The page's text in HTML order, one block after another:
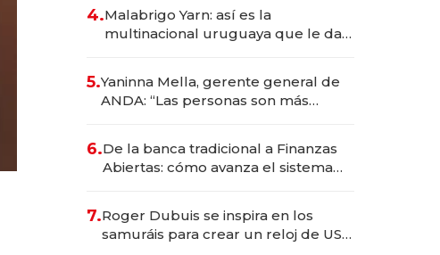
4.Malabrigo Yarn: así es la
multinacional uruguaya que le da
5.Yaninna Mella, gerente general de
ANDA: “Las personas son más
6.De la banca tradicional a Finanzas
Abiertas: cómo avanza el sistema
7.Roger Dubuis se inspira en los
samuráis para crear un reloj de US$